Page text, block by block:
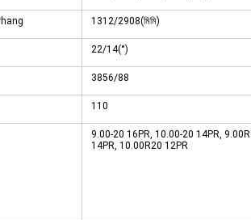
1312/2908(মিমি)
22/14(°)
3856/88
110
9.00-20 16PR, 10.00-20 14PR,
14PR, 10.00R20 12PR